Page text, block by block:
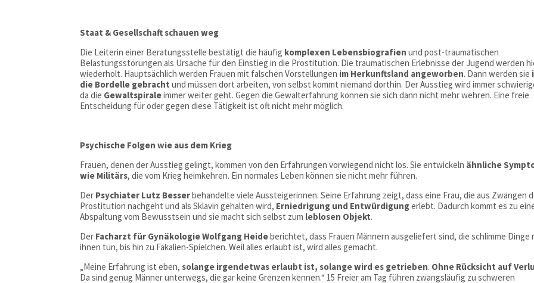
Staat & Gesellschaft schauen weg
Die Leiterin einer Beratungsstelle bestätigt die häufig komplexen Lebensbiografien und post-traumatischen
Belastungsstörungen als Ursache für den Einstieg in die Prostitution. Die traumatischen Erlebnisse der Jugend werden
wiederholt. Hauptsächlich werden Frauen mit falschen Vorstellungen im Herkunftsland angeworben. Dann werden sie
die Bordelle gebracht und müssen dort arbeiten, von selbst kommt niemand dorthin. Der Ausstieg wird immer
da die Gewaltspiraleimmer weiter geht. Gegen die Gewalterfahrung können sie sich dann nicht mehr wehren. Eine freie
Entscheidung für oder gegen diese Tätigkeit ist oft nicht mehr möglich.
Psychische Folgen wie aus dem Krieg
Frauen, denen der Ausstieg gelingt, kommen von den Erfahrungen vorwiegend nicht los. Sie entwickeln ähnliche
wie Militärs, die vom Krieg heimkehren. Ein normales Leben können sie nicht mehr führen.
Der Psychiater Lutz Besserbehandelte viele Aussteigerinnen. Seine Erfahrung zeigt, dass eine Frau, die aus Zwängen
Prostitution nachgeht und als Sklavin gehalten wird, Erniedrigung und Entwürdigungerlebt. Dadurch kommt es zu
Abspaltung vom Bewusstsein und sie macht sich selbst zum leblosen Objekt.
Der Facharzt für Gynäkologie Wolfgang Heideberichtet, dass Frauen Männern ausgeliefert sind, die schlimme Dinge
ihnen tun, bis hin zu Fäkalien-Spielchen. Weil alles erlaubt ist, wird alles gemacht.
„Meine Erfahrung ist eben,solange irgendetwas erlaubt ist, solange wird es getrieben. Ohne Rücksicht auf
Da sind genug Männer unterwegs, die gar keine Grenzen kennen.“ 15 Freier am Tag führen zwangsläufig zu schweren